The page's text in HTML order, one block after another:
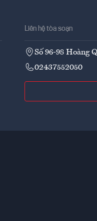
Liên hệ tòa soạn
Số 96-98 Hoàng
02437552050